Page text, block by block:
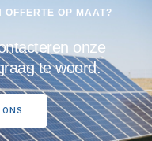
OFFERTE OP MAAT?
onze
te woord.